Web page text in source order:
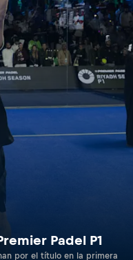
Padel P1
por el título en la primera